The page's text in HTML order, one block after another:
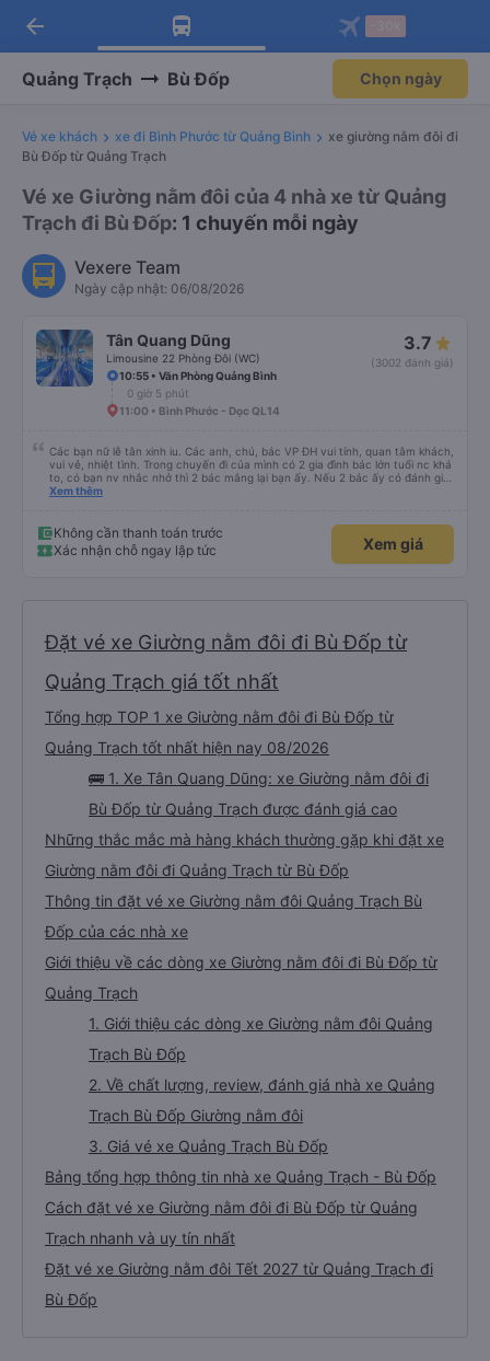
Tải app Vexere ngay!
Nhận ưu đãi thành viên độc
Mở app
Tải app Vexere
-30k/ghế khi đặt vé máy bay qua
Mở app
arrow_back
Quảng Trạch Bù Đốp Chọn ngày
Vé xe khách xe đi Bình Phước từ Quảng Bình
xe giường nằm đôi đi
Bù Đốp từ Quảng Trạch
Vé xe Giường nằm đôi của 4 nhà xe từ Quảng
Trạch đi Bù Đốp: 1 chuyến mỗi ngày
Vexere Team
Ngày cập nhật: 06/08/2026
Tân Quang Dũng
Limousine 22 Phòng Đôi (WC)
3.7
(3002 đánh giá)
10:55 • Văn Phòng Quảng Bình
0 giờ 5 phút
11:00 • Bình Phước - Dọc QL14
Các bạn nữ lễ tân xinh iu. Các anh, chú, bác VP ĐH vui tính, quan tâm khách,
vui vẻ, nhiệt tình. Trong chuyến đi của mình có 2 gia đình bác lớn tuổi nc khá
to, có bạn nv nhắc nhở thì 2 bác mắng lại bạn ấy. Nếu 2 bác ấy có đánh giá
xấu thì mình ngược lại nha. Bạn ấy nhắc nhở rất đúng. 2 bác nói rất to. To
bạn ấy nha. Nếu bạn ấy bị trừ thì bảo bạn ấy liên hệ sđt của mình, mình hỗ
trợ ạ. Số mình đuôi 666, chuyến ĐH-NT ngày 16/1. À các bạn nữ lễ tân xinh
iu còn đổi cho mình phòng đơn sang đôi xong còn note là (một mình) yêu
Xem thêm
Không cần thanh toán trước
Xác nhận chỗ ngay lập tức
Xem giá
Đặt vé xe Giường nằm đôi đi Bù Đốp từ
Quảng Trạch giá tốt nhất
Tổng hợp TOP 1 xe Giường nằm đôi đi Bù Đốp từ
Quảng Trạch tốt nhất hiện nay 08/2026
🚌 1. Xe Tân Quang Dũng: xe Giường nằm đôi đi
Bù Đốp từ Quảng Trạch được đánh giá cao
Những thắc mắc mà hàng khách thường gặp khi đặt xe
Giường nằm đôi đi Quảng Trạch từ Bù Đốp
Thông tin đặt vé xe Giường nằm đôi Quảng Trạch Bù
Đốp của các nhà xe
Giới thiệu về các dòng xe Giường nằm đôi đi Bù Đốp từ
Quảng Trạch
1. Giới thiệu các dòng xe Giường nằm đôi Quảng
Trạch Bù Đốp
2. Về chất lượng, review, đánh giá nhà xe Quảng
Trạch Bù Đốp Giường nằm đôi
3. Giá vé xe Quảng Trạch Bù Đốp
Bảng tổng hợp thông tin nhà xe Quảng Trạch - Bù Đốp
Cách đặt vé xe Giường nằm đôi đi Bù Đốp từ Quảng
Trạch nhanh và uy tín nhất
Đặt vé xe Giường nằm đôi Tết 2027 từ Quảng Trạch đi
Bù Đốp